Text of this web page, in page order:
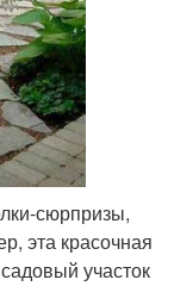
сюрпризы,
эта красочная
участок